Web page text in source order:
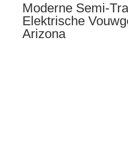
Moderne Semi-
Elektrische
Arizona